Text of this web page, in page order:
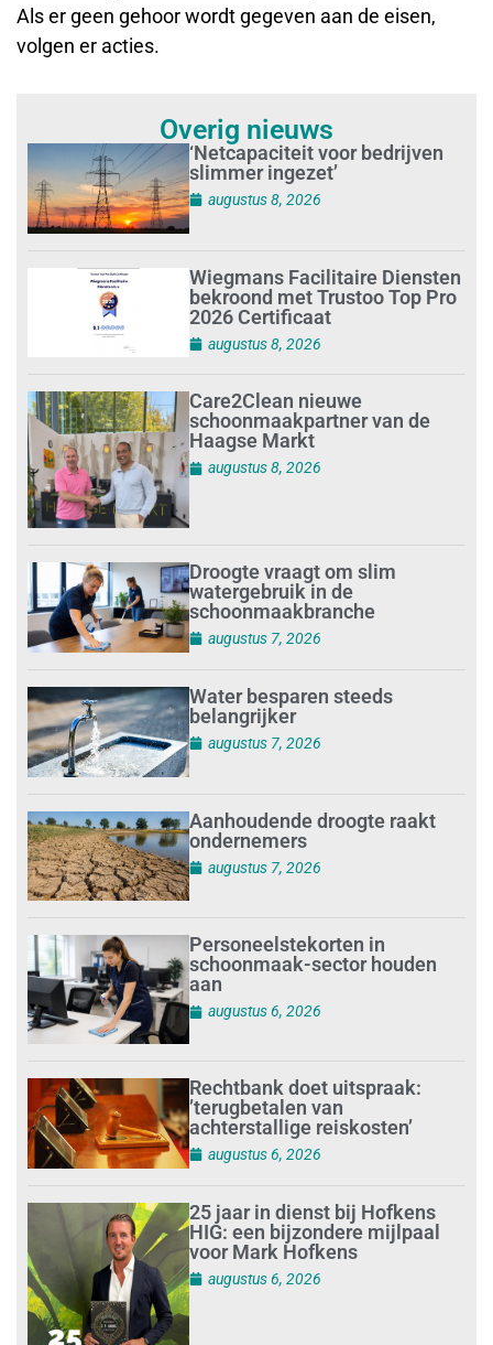
Als er geen gehoor wordt gegeven aan de eisen,
volgen er acties.
Overig nieuws
‘Netcapaciteit voor bedrijven
slimmer ingezet’
augustus 8, 2026
Wiegmans Facilitaire Diensten
bekroond met Trustoo Top Pro
2026 Certificaat
augustus 8, 2026
Care2Clean nieuwe
schoonmaakpartner van de
Haagse Markt
augustus 8, 2026
Droogte vraagt om slim
watergebruik in de
schoonmaakbranche
augustus 7, 2026
Water besparen steeds
belangrijker
augustus 7, 2026
Aanhoudende droogte raakt
ondernemers
augustus 7, 2026
Personeelstekorten in
schoonmaak-sector houden
aan
augustus 6, 2026
Rechtbank doet uitspraak:
’terugbetalen van
achterstallige reiskosten’
augustus 6, 2026
25 jaar in dienst bij Hofkens
HIG: een bijzondere mijlpaal
voor Mark Hofkens
augustus 6, 2026